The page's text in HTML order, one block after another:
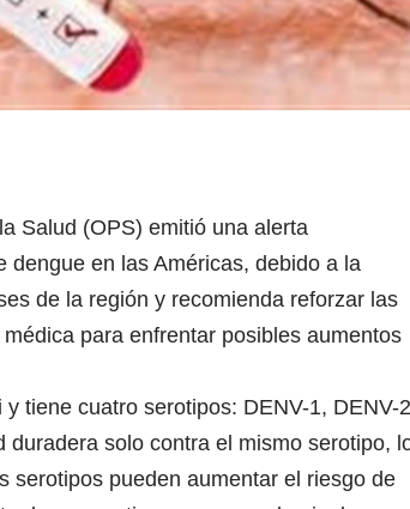
Salud (OPS) emitió una alerta
en las Américas, debido a la
de la región y recomienda reforzar las
para enfrentar posibles aumentos
tiene cuatro serotipos: DENV-1, DENV-
solo contra el mismo serotipo,
serotipos pueden aumentar el riesgo de